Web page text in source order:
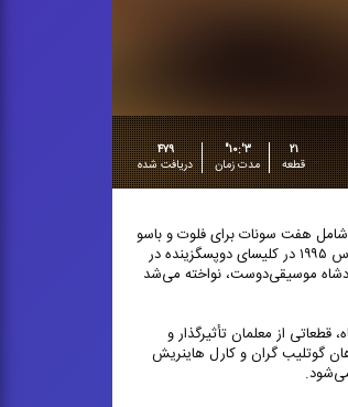
۲۱
قطعه
۳':۱۰"
مدت زمان
۴۷۹
دریافت شده
شامل هفت سونات برای فلوت و باسو
کنتینئو است که توسط سه نوازنده برجسته اجرا شده است: بارتولد کوییکن (فلوت عرضی)، برادرش ویلند کوییکن (ویلنسل) و باب ون اسپرن (هارپسیکورد). ضبط این آلبوم در مارس ۱۹۹۵ در کلیسای دوپسگزینده در
موسیقی‌دوست، نواخته می‌شد
از معلمان تأثیرگذار و
گوتلیب گران و کارل هاینریش